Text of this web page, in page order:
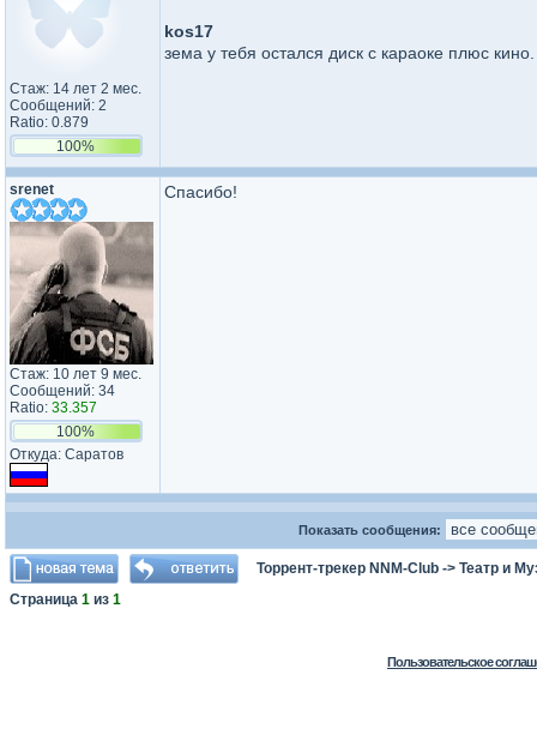
Стаж: 14 лет 2 мес.
Сообщений: 2
Ratio: 0.879
100%
kos17
зема у тебя остался диск с караоке плюс
srenet
Стаж: 10 лет 9 мес.
Сообщений: 34
Ratio: 33.357
100%
Откуда: Саратов
Спасибо!
Показать сообщения:
Торрент-трекер NNM-Club -> Театр и
Страница 1 из 1
Пользовательское